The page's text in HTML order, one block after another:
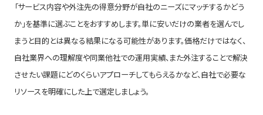
「サービス内容や外注先の得意分野が自社のニーズにマッチするかどう
か」を基準に選ぶことをおすすめします。単に安いだけの業者を選んでし
まうと目的とは異なる結果になる可能性があります。価格だけではなく、
自社業界への理解度や同業他社での運用実績、また外注することで解決
させたい課題にどのくらいアプローチしてもらえるかなど、自社で必要な
リソースを明確にした上で選定しましょう。